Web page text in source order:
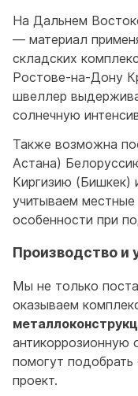
На Дальнем
— материал
складских
Ростове-на-Дону
швеллер
солнечную
Также возможна
Астана)
Киргизию
учитываем местные
особенности при
Производство и
Мы не только
оказываем
антикоррозионную
помогут
проект.